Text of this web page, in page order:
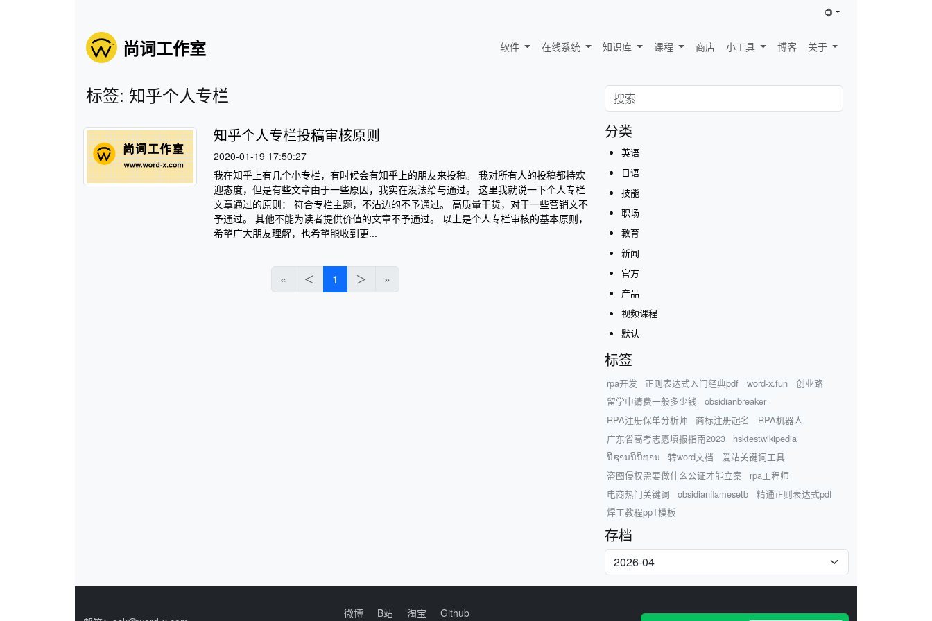
尚词工作室 软件 在线系统 知识库 课程 商店 小工具 博客 关于
标签: 知乎个人专栏
知乎个人专栏投稿审核原则
2020-01-19 17:50:27
我在知乎上有几个小专栏，有时候会有知乎上的朋友来投稿。 我对所有人的投稿都持欢
迎态度，但是有些文章由于一些原因，我实在没法给与通过。 这里我就说一下个人专栏
文章通过的原则： 符合专栏主题，不沾边的不予通过。 高质量干货，对于一些营销文不
予通过。 其他不能为读者提供价值的文章不予通过。 以上是个人专栏审核的基本原则，
希望广大朋友理解，也希望能收到更...
« ＜ 1 ＞ »
分类
英语
日语
技能
职场
教育
新闻
官方
产品
视频课程
默认
标签
rpa开发 正则表达式入门经典pdf word-x.fun
创业路
留学申请费一般多少钱
obsidianbreaker
RPA注册保单分析师
商标注册起名
RPA机器人
广东省高考志愿填报指南2023
hsktestwikipedia
ນີຊານນິນິທານ
转word文档
爱站关键词工具
盗图侵权需要做什么公证才能立案
rpa工程师
电商热门关键词
obsidianflamesetb
精通正则表达式pdf
焊工教程ppT模板
存档
微博 B站 淘宝 Github